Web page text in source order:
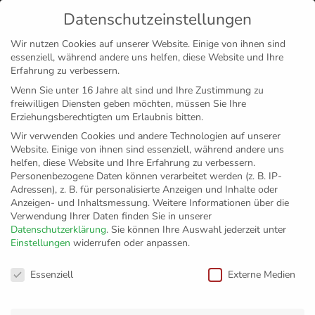
MENÜ
Disclaimer Impressum Datenschutz
Die
Datenschutzeinstellungen
Wir nutzen Cookies auf unserer Website. Einige von ihnen sind
essenziell, während andere uns helfen, diese Website und Ihre
Erfahrung zu verbessern.
Wenn Sie unter 16 Jahre alt sind und Ihre Zustimmung zu
freiwilligen Diensten geben möchten, müssen Sie Ihre
Erziehungsberechtigten um Erlaubnis bitten.
Wir verwenden Cookies und andere Technologien auf unserer
Website. Einige von ihnen sind essenziell, während andere uns
helfen, diese Website und Ihre Erfahrung zu verbessern.
Personenbezogene Daten können verarbeitet werden (z. B. IP-
Adressen), z. B. für personalisierte Anzeigen und Inhalte oder
Anzeigen- und Inhaltsmessung. Weitere Informationen über die
Verwendung Ihrer Daten finden Sie in unserer
Datenschutzerklärung. Sie können Ihre Auswahl jederzeit unter
Einstellungen widerrufen oder anpassen.
Datenschutzeinstellungen
Essenziell Externe Medien